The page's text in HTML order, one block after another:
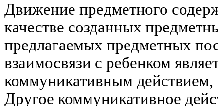
Движение предметного
качестве созданных
предлагаемых предметных
взаимосвязи с ребенком
коммуникативным
Другое коммуникативное